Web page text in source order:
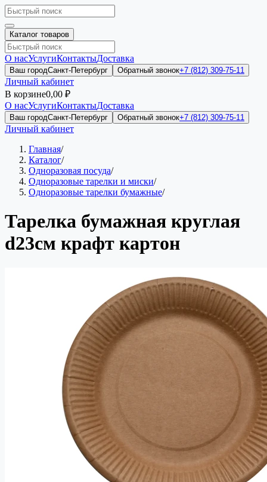
Каталог товаров
О насУслугиКонтактыДоставка
Ваш городСанкт-Петербург Обратный звонок+7 (812) 309-75-11
Личный кабинет
В корзине0,00 ₽
О насУслугиКонтактыДоставка
Ваш городСанкт-Петербург Обратный звонок+7 (812) 309-75-11
Личный кабинет
Главная/
Каталог/
Одноразовая посуда/
Одноразовые тарелки и миски/
Одноразовые тарелки бумажные/
Тарелка бумажная круглая
d23см крафт картон